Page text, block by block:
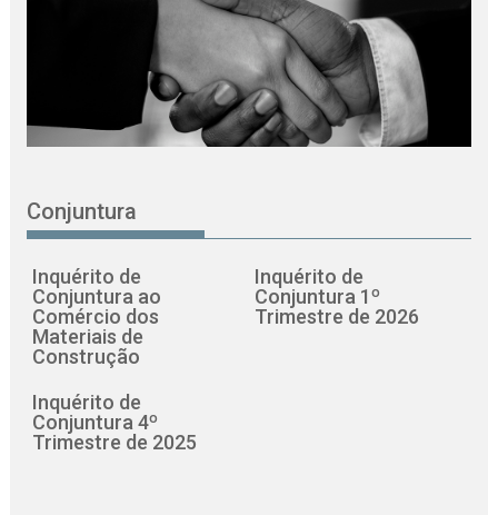
Conjuntura
Inquérito de
Conjuntura ao
Comércio dos
Materiais de
Construção
Inquérito de
Conjuntura 1º
Trimestre de 2026
Inquérito de
Conjuntura 4º
Trimestre de 2025